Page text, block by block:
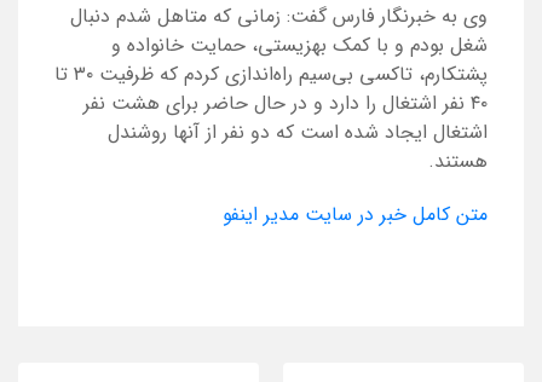
وی به خبرنگار فارس گفت: زمانی که متاهل شدم دنبال
شغل بودم و با کمک بهزیستی، حمایت خانواده و
پشتکارم، تاکسی بی‌سیم راه‌اندازی کردم که ظرفیت ۳۰ تا
۴۰ نفر اشتغال را دارد و در حال حاضر برای هشت نفر
اشتغال ایجاد شده است که دو نفر از آنها روشندل
هستند.
متن کامل خبر در سایت مدیر اینفو